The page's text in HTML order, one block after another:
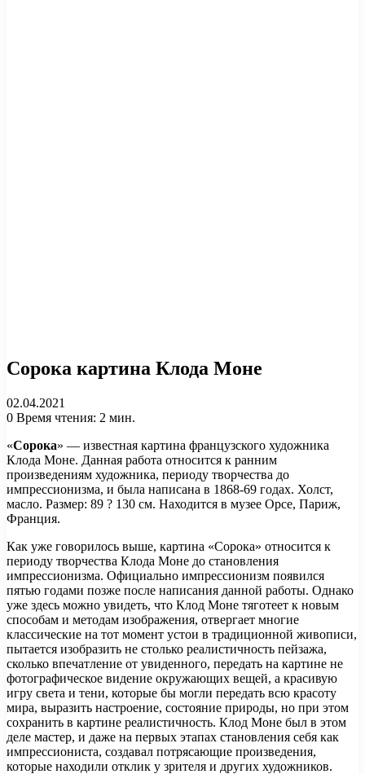
Сорока картина Клода Моне
02.04.2021
0 Время чтения: 2 мин.
«Сорока» — известная картина французского художника
Клода Моне. Данная работа относится к ранним
произведениям художника, периоду творчества до
импрессионизма, и была написана в 1868-69 годах. Холст,
масло. Размер: 89 ? 130 см. Находится в музее Орсе, Париж,
Франция.
Как уже говорилось выше, картина «Сорока» относится к
периоду творчества Клода Моне до становления
импрессионизма. Официально импрессионизм появился
пятью годами позже после написания данной работы. Однако
уже здесь можно увидеть, что Клод Моне тяготеет к новым
способам и методам изображения, отвергает многие
классические на тот момент устои в традиционной живописи,
пытается изобразить не столько реалистичность пейзажа,
сколько впечатление от увиденного, передать на картине не
фотографическое видение окружающих вещей, а красивую
игру света и тени, которые бы могли передать всю красоту
мира, выразить настроение, состояние природы, но при этом
сохранить в картине реалистичность. Клод Моне был в этом
деле мастер, и даже на первых этапах становления себя как
импрессиониста, создавал потрясающие произведения,
которые находили отклик у зрителя и других художников.